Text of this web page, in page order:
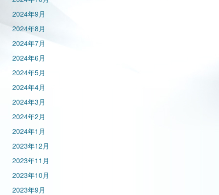
2024年9月
2024年8月
2024年7月
2024年6月
2024年5月
2024年4月
2024年3月
2024年2月
2024年1月
2023年12月
2023年11月
2023年10月
2023年9月